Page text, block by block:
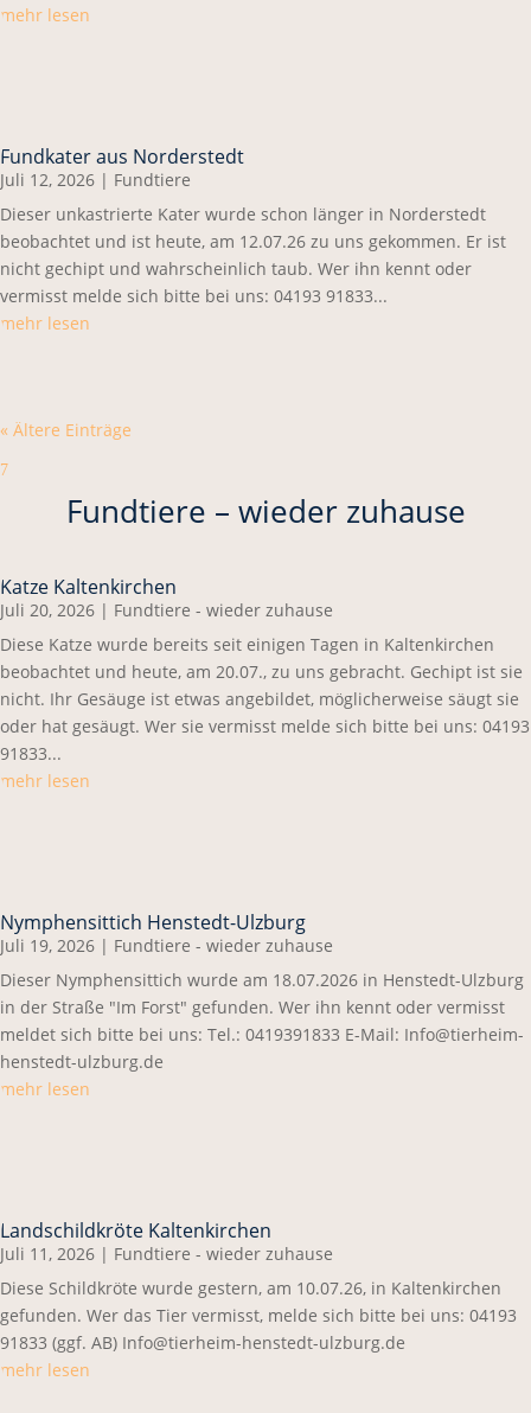
mehr lesen
Fundkater aus Norderstedt
Juli 12, 2026 | Fundtiere
Dieser unkastrierte Kater wurde schon länger in Norderstedt
beobachtet und ist heute, am 12.07.26 zu uns gekommen. Er ist
nicht gechipt und wahrscheinlich taub. Wer ihn kennt oder
vermisst melde sich bitte bei uns: 04193 91833...
mehr lesen
« Ältere Einträge
7
Fundtiere – wieder zuhause
Katze Kaltenkirchen
Juli 20, 2026 | Fundtiere - wieder zuhause
Diese Katze wurde bereits seit einigen Tagen in Kaltenkirchen
beobachtet und heute, am 20.07., zu uns gebracht. Gechipt ist sie
nicht. Ihr Gesäuge ist etwas angebildet, möglicherweise säugt sie
oder hat gesäugt. Wer sie vermisst melde sich bitte bei uns: 04193
91833...
mehr lesen
Nymphensittich Henstedt-Ulzburg
Juli 19, 2026 | Fundtiere - wieder zuhause
Dieser Nymphensittich wurde am 18.07.2026 in Henstedt-Ulzburg
in der Straße "Im Forst" gefunden. Wer ihn kennt oder vermisst
meldet sich bitte bei uns: Tel.: 0419391833 E-Mail: Info@tierheim-
henstedt-ulzburg.de
mehr lesen
Landschildkröte Kaltenkirchen
Juli 11, 2026 | Fundtiere - wieder zuhause
Diese Schildkröte wurde gestern, am 10.07.26, in Kaltenkirchen
gefunden. Wer das Tier vermisst, melde sich bitte bei uns: 04193
91833 (ggf. AB) Info@tierheim-henstedt-ulzburg.de
mehr lesen